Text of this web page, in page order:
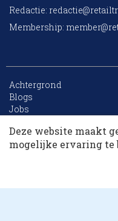
Redactie:
Membership:
Achtergrond
Blogs
Jobs
Archief
Deze website maakt
mogelijke ervaring te
10 collega’s
Korting op events